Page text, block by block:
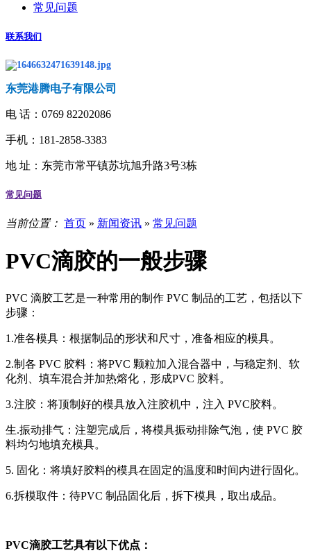
常见问题
联系我们
东莞港腾电子有限公司
电 话： 0769 82202086
手机：181-2858-3383
地 址： 东莞市常平镇苏坑旭升路3号3栋
常见问题
当前位置： 首页 » 新闻资讯 » 常见问题
PVC滴胶的一般步骤
PVC 滴胶工艺是一种常用的制作 PVC 制品的工艺，包括以下
步骤：
1.准各模具：根据制品的形状和尺寸，准备相应的模具。
2.制各 PVC 胶料：将PVC 颗粒加入混合器中，与稳定剂、软
化剂、填车混合并加热熔化，形成PVC 胶料。
3.注胶：将顶制好的模具放入注胶机中，注入 PVC胶料。
生.振动排气：注塑完成后，将模具振动排除气泡，使 PVC 胶
料均匀地填充模具。
5. 固化：将填好胶料的模具在固定的温度和时间内进行固化。
6.拆模取件：待PVC 制品固化后，拆下模具，取出成品。
PVC滴胶工艺具有以下优点：